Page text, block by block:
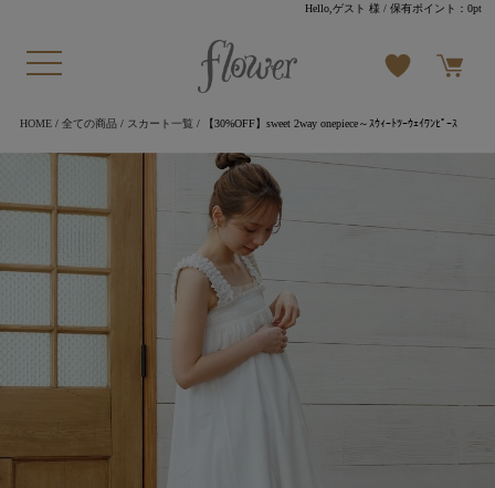
Hello,ゲスト 様 / 保有ポイント：0pt
HOME/ 全ての商品/ スカート一覧 / 【30%OFF】sweet 2way onepiece～ｽｳｨｰﾄﾂｰｳｪｲﾜﾝﾋﾟｰｽ